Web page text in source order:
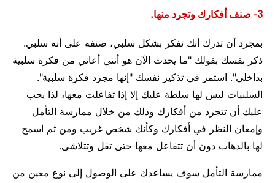
3- صنف أفكارك وتجرد منها.
بمجرد أن تدرك أنك تفكر بشكل سلبي، صنفه على أنه سلبي.
ذكر نفسك بقولك "ما يحدث الآن هو أنني أعاني من فكرة سلبية
بداخلي". استمر في تذكير نفسك "إنها مجرد فكرة سلبية".
السلبيات ليس لها سلطة عليك إلا إذا تفاعلت معها، لذا يجب
عليك أن تتجرد من أفكارك وذلك من خلال ممارسة التأمل
وإمعان النظر في أفكارك وكأنك شخص غريب ومن ثم اسمح
لها بالذهاب دون أن تتفاعل معها حتى تقل وتتلاشى.
ممارسة التأمل سوف يساعدك على الوصول إلى نوع معين من